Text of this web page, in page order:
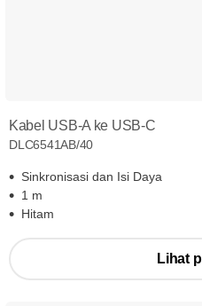
Kabel USB-A ke USB-C
DLC6541AB/40
Sinkronisasi dan Isi Daya
1 m
Hitam
Lihat